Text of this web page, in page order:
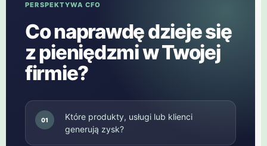
PERSPEKTYWA CFO
Co naprawdę dzieje się
z pieniędzmi w Twojej
firmie?
01
Które produkty, usługi lub klienci
generują zysk?